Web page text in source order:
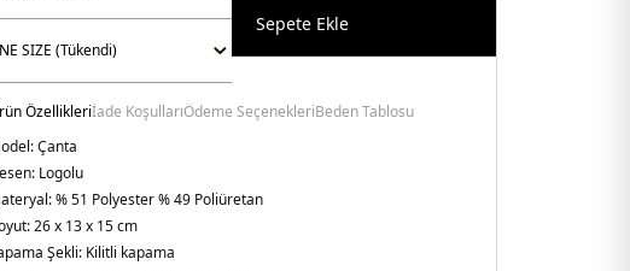
Sepete Ekle
Özellikleriİade KoşullarıÖdeme SeçenekleriBeden Tablosu
Çanta
Logolu
% 51 Polyester % 49 Poliüretan
26 x 13 x 15 cm
Şekli: Kilitli kapama